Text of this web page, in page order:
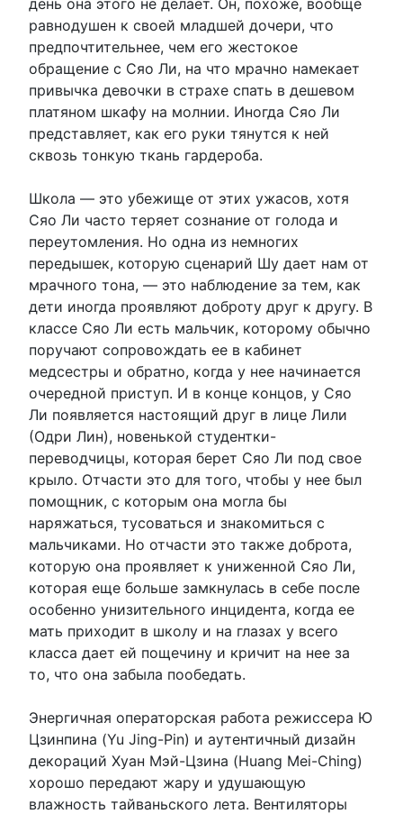
равнодушен к своей младшей дочери, что
предпочтительнее, чем его жестокое
обращение с Сяо Ли, на что мрачно намекает
привычка девочки в страхе спать в дешевом
платяном шкафу на молнии. Иногда Сяо Ли
представляет, как его руки тянутся к ней
сквозь тонкую ткань гардероба.
Школа — это убежище от этих ужасов, хотя
Сяо Ли часто теряет сознание от голода и
переутомления. Но одна из немногих
передышек, которую сценарий Шу дает нам от
мрачного тона, — это наблюдение за тем, как
дети иногда проявляют доброту друг к другу. В
классе Сяо Ли есть мальчик, которому обычно
поручают сопровождать ее в кабинет
медсестры и обратно, когда у нее начинается
очередной приступ. И в конце концов, у Сяо
Ли появляется настоящий друг в лице Лили
(Одри Лин), новенькой студентки-
переводчицы, которая берет Сяо Ли под свое
крыло. Отчасти это для того, чтобы у нее был
помощник, с которым она могла бы
наряжаться, тусоваться и знакомиться с
мальчиками. Но отчасти это также доброта,
которую она проявляет к униженной Сяо Ли,
которая еще больше замкнулась в себе после
особенно унизительного инцидента, когда ее
мать приходит в школу и на глазах у всего
класса дает ей пощечину и кричит на нее за
то, что она забыла пообедать.
Энергичная операторская работа режиссера Ю
Цзинпина (Yu Jing-Pin) и аутентичный дизайн
декораций Хуан Мэй-Цзина (Huang Mei-Ching)
хорошо передают жару и удушающую
влажность тайваньского лета. Вентиляторы